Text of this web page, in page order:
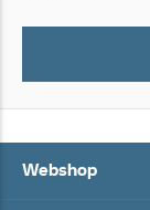
Webshop